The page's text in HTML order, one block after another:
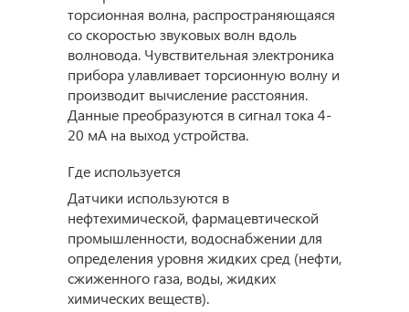
торсионная волна, распространяющаяся
со скоростью звуковых волн вдоль
волновода. Чувствительная электроника
прибора улавливает торсионную волну и
производит вычисление расстояния.
Данные преобразуются в сигнал тока 4-
20 мА на выход устройства.
Где используется
Датчики используются в
нефтехимической, фармацевтической
промышленности, водоснабжении для
определения уровня жидких сред (нефти,
сжиженного газа, воды, жидких
химических веществ).